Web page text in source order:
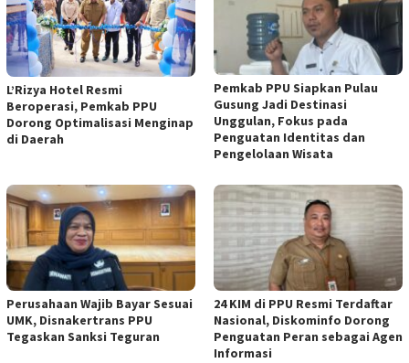
L’Rizya Hotel Resmi
Beroperasi, Pemkab PPU
Dorong Optimalisasi Menginap
di Daerah
Pemkab PPU Siapkan Pulau
Gusung Jadi Destinasi
Unggulan, Fokus pada
Penguatan Identitas dan
Pengelolaan Wisata
Perusahaan Wajib Bayar Sesuai
UMK, Disnakertrans PPU
Tegaskan Sanksi Teguran
24 KIM di PPU Resmi Terdaftar
Nasional, Diskominfo Dorong
Penguatan Peran sebagai Agen
Informasi